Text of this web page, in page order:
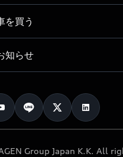
ン
ート
買う
知らせ
ペーン
Group Japan K.K. All